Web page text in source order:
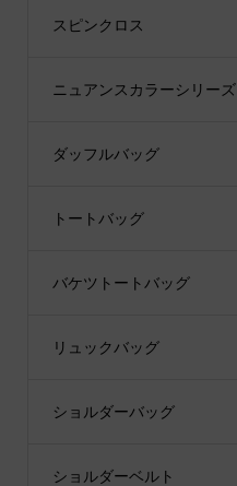
スピンクロス
ニュアンスカラーシリーズ
ダッフルバッグ
トートバッグ
バケツトートバッグ
リュックバッグ
ショルダーバッグ
ショルダーベルト